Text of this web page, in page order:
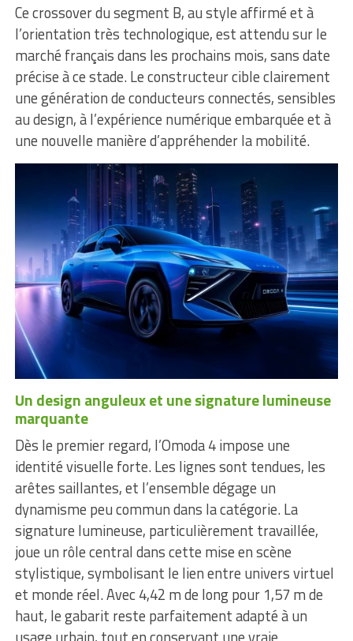
Ce crossover du segment B, au style affirmé et à
l’orientation très technologique, est attendu sur le
marché français dans les prochains mois, sans date
précise à ce stade. Le constructeur cible clairement
une génération de conducteurs connectés, sensibles
au design, à l’expérience numérique embarquée et à
une nouvelle manière d’appréhender la mobilité.
Un design anguleux et une signature lumineuse
marquante
Dès le premier regard, l’Omoda 4 impose une
identité visuelle forte. Les lignes sont tendues, les
arêtes saillantes, et l’ensemble dégage un
dynamisme peu commun dans la catégorie. La
signature lumineuse, particulièrement travaillée,
joue un rôle central dans cette mise en scène
stylistique, symbolisant le lien entre univers virtuel
et monde réel. Avec 4,42 m de long pour 1,57 m de
haut, le gabarit reste parfaitement adapté à un